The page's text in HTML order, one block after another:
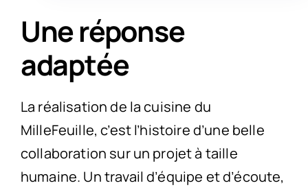
Une réponse
adaptée
La réalisation de la cuisine du
MilleFeuille, c’est l’histoire d’une belle
collaboration sur un projet à taille
humaine. Un travail d’équipe et d’écoute,